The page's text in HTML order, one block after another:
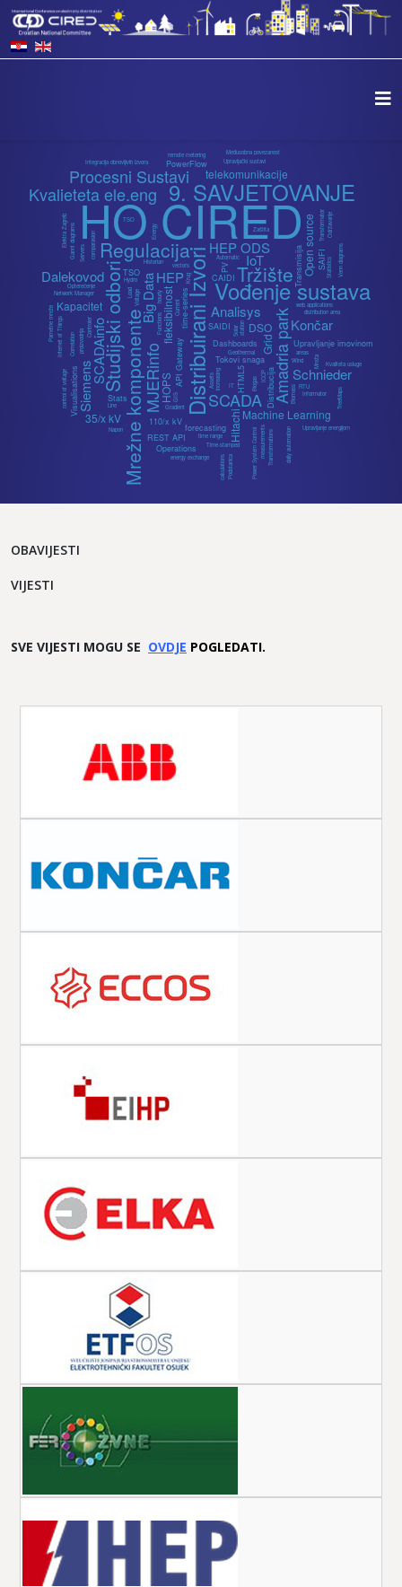
OBAVIJESTI
VIJESTI
SVE VIJESTI MOGU SE OVDJE POGLEDATI.